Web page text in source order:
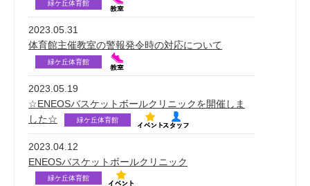
緑ケ丘体育館
2023.05.31
体育館主催教室の警報発令時の対応について
緑ケ丘体育館
2023.05.19
☆ENEOSバスケットボールクリニックを開催しま
した☆
緑ケ丘体育館
2023.04.12
ENEOSバスケットボールクリニック
緑ケ丘体育館